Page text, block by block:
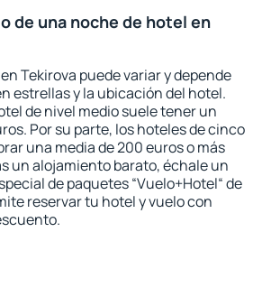
de una noche de hotel en
Tekirova puede variar y depende
estrellas y la ubicación del hotel.
de nivel medio suele tener un
Por su parte, los hoteles de cinco
una media de 200 euros o más
un alojamiento barato, échale un
de paquetes “Vuelo+Hotel“ de
reservar tu hotel y vuelo con